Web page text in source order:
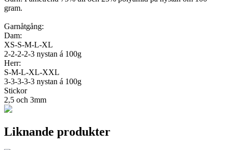
gram.
Garnåtgång:
Dam:
XS-S-M-L-XL
2-2-2-2-3 nystan á 100g
Herr:
S-M-L-XL-XXL
3-3-3-3-3 nystan á 100g
Stickor
2,5 och 3mm
Liknande produkter